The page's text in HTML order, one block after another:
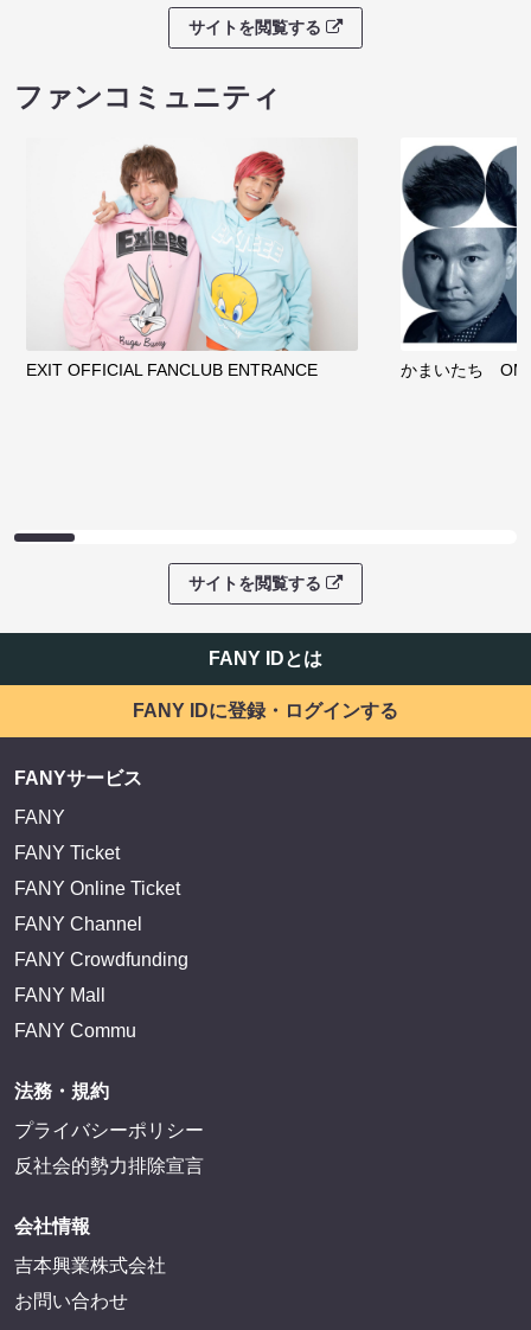
サイトを閲覧する
ファンコミュニティ
EXIT OFFICIAL FANCLUB ENTRANCE かまいたち
サイトを閲覧する
FANY IDとは
FANY IDに登録・ログインする
FANYサービス
FANY
FANY Ticket
FANY Online Ticket
FANY Channel
FANY Crowdfunding
FANY Mall
FANY Commu
法務・規約
プライバシーポリシー
反社会的勢力排除宣言
会社情報
吉本興業株式会社
お問い合わせ